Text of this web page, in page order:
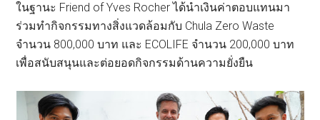
ในฐานะ Friend of Yves Rocher ได้นำเงินค่าตอบแทนมา
ร่วมทำกิจกรรมทางสิ่งแวดล้อมกับ Chula Zero Waste
จำนวน 800,000 บาท และ ECOLIFE จำนวน 200,000 บาท
เพื่อสนับสนุนและต่อยอดกิจกรรมด้านความยั่งยืน